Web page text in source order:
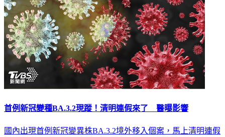
首例新冠變種BA.3.2現蹤！清明連假來了 醫曝影響
國內出現首例新冠變異株BA.3.2境外移入個案，馬上清明連假